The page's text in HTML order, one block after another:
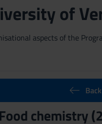
of
aspects of the
Food chemistry